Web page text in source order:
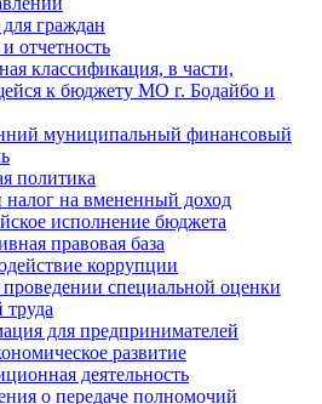
граждан
отчетность
классификация, в части,
к бюджету МО г. Бодайбо и
муниципальный финансовый
политика
на вмененный доход
исполнение бюджета
правовая база
коррупции
специальной оценки
труда
для предпринимателей
развитие
деятельность
о передаче полномочий